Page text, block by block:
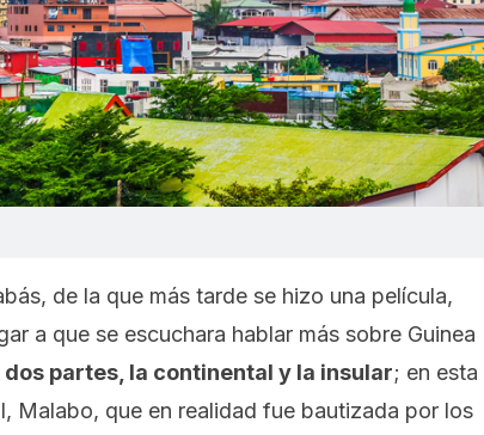
de la que más tarde se hizo una película,
a que se escuchara hablar más sobre Guinea
partes, la continental y la insular; en esta
Malabo, que en realidad fue bautizada por los